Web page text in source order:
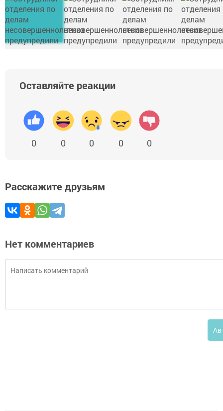
Оставляйте реакции
0 0 0 0 0
Расскажите друзьям
Нет комментариев